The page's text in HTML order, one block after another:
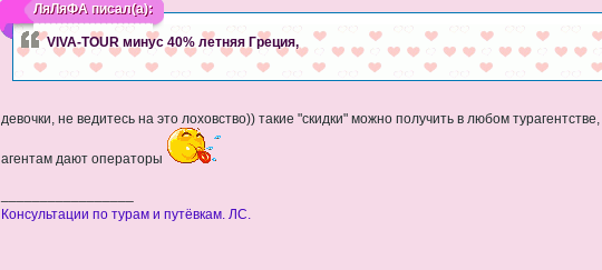
ЛяЛяФАписал(а):
VIVA-TOUR минус 40% летняя Греция,
девочки, не ведитесь на это лоховство)) такие "скидки" можно получить в любом
агентам дают операторы
Консультации по турам и путёвкам. ЛС.